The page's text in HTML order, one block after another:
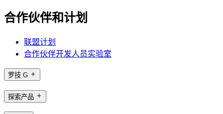
合作伙伴和计划
联盟计划
合作伙伴开发人员实验室
罗技 G
探索产品